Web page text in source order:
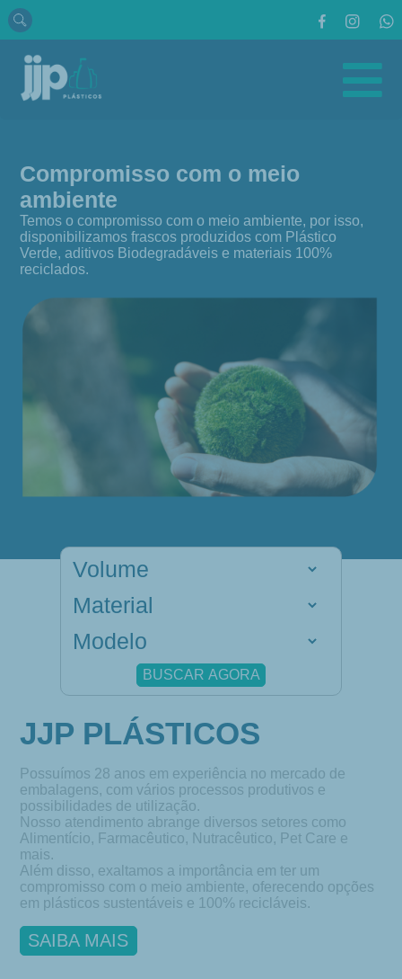
Compromisso com o meio
ambiente
Temos o compromisso com o meio ambiente, por isso,
disponibilizamos frascos produzidos com Plástico
Verde, aditivos Biodegradáveis e materiais 100%
reciclados.
BUSCAR AGORA
JJP PLÁSTICOS
Possuímos 28 anos em experiência no mercado de
embalagens, com vários processos produtivos e
possibilidades de utilização.
Nosso atendimento abrange diversos setores como
Alimentício, Farmacêutico, Nutracêutico, Pet Care e
mais.
Além disso, exaltamos a importância em ter um
compromisso com o meio ambiente, oferecendo opções
em plásticos sustentáveis e 100% recicláveis.
SAIBA MAIS